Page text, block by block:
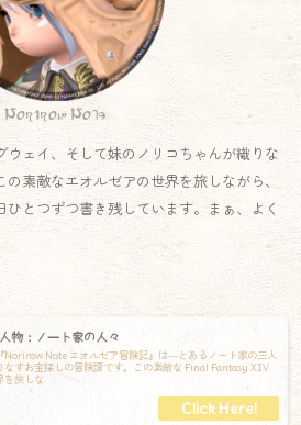
Norirow Note
ウェイ、そして妹のノリコちゃんが織りな
素敵なエオルゼアの世界を旅しながら、
とつずつ書き残しています。まぁ、よく
物：ノート家の人々
Norirow Note エオルゼア冒険記』は―とあるノート家の三人
なすお宝探しの冒険譚です。この素敵な Final Fantasy XIV
を旅しな